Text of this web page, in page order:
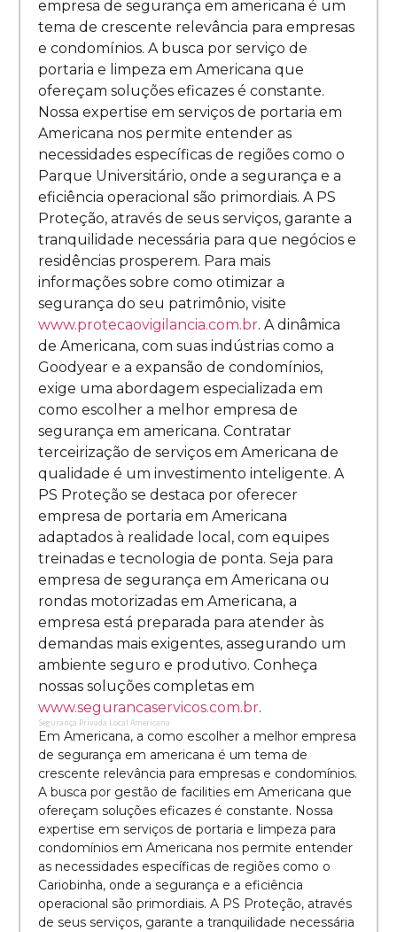
empresa de segurança em americana é um
tema de crescente relevância para empresas
e condomínios. A busca por serviço de
portaria e limpeza em Americana que
ofereçam soluções eficazes é constante.
Nossa expertise em serviços de portaria em
Americana nos permite entender as
necessidades específicas de regiões como o
Parque Universitário, onde a segurança e a
eficiência operacional são primordiais. A PS
Proteção, através de seus serviços, garante a
tranquilidade necessária para que negócios e
residências prosperem. Para mais
informações sobre como otimizar a
segurança do seu patrimônio, visite
www.protecaovigilancia.com.br. A dinâmica
de Americana, com suas indústrias como a
Goodyear e a expansão de condomínios,
exige uma abordagem especializada em
como escolher a melhor empresa de
segurança em americana. Contratar
terceirização de serviços em Americana de
qualidade é um investimento inteligente. A
PS Proteção se destaca por oferecer
empresa de portaria em Americana
adaptados à realidade local, com equipes
treinadas e tecnologia de ponta. Seja para
empresa de segurança em Americana ou
rondas motorizadas em Americana, a
empresa está preparada para atender às
demandas mais exigentes, assegurando um
ambiente seguro e produtivo. Conheça
nossas soluções completas em
www.segurancaservicos.com.br.
Segurança Privada Local Americana
Em Americana, a como escolher a melhor empresa
de segurança em americana é um tema de
crescente relevância para empresas e condomínios.
A busca por gestão de facilities em Americana que
ofereçam soluções eficazes é constante. Nossa
expertise em serviços de portaria e limpeza para
condomínios em Americana nos permite entender
as necessidades específicas de regiões como o
Cariobinha, onde a segurança e a eficiência
operacional são primordiais. A PS Proteção, através
de seus serviços, garante a tranquilidade necessária